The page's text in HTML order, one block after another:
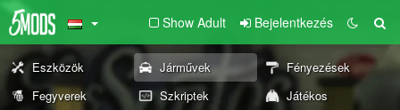
Show Adult Bejelentkezés
Eszközök Járművek
Fényezések
Fegyverek
Szkriptek
Játékos